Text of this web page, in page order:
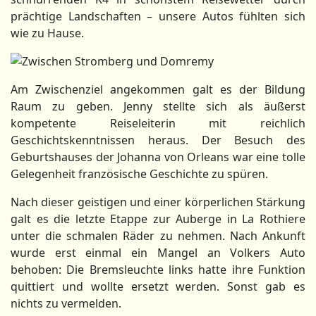
prächtige Landschaften – unsere Autos fühlten sich
wie zu Hause.
Am Zwischenziel angekommen galt es der Bildung
Raum zu geben. Jenny stellte sich als äußerst
kompetente Reiseleiterin mit reichlich
Geschichtskenntnissen heraus. Der Besuch des
Geburtshauses der Johanna von Orleans war eine tolle
Gelegenheit französische Geschichte zu spüren.
Nach dieser geistigen und einer körperlichen Stärkung
galt es die letzte Etappe zur Auberge in La Rothiere
unter die schmalen Räder zu nehmen. Nach Ankunft
wurde erst einmal ein Mangel an Volkers Auto
behoben: Die Bremsleuchte links hatte ihre Funktion
quittiert und wollte ersetzt werden. Sonst gab es
nichts zu vermelden.